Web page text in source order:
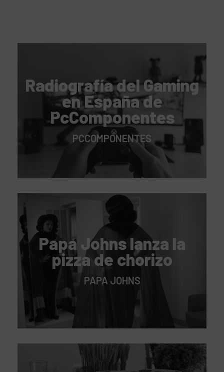
Radiografía del Gaming
en España de
PcComponentes
PCCOMPONENTES
Papa Johns lanza la
pizza de chorizo
PAPA JOHNS